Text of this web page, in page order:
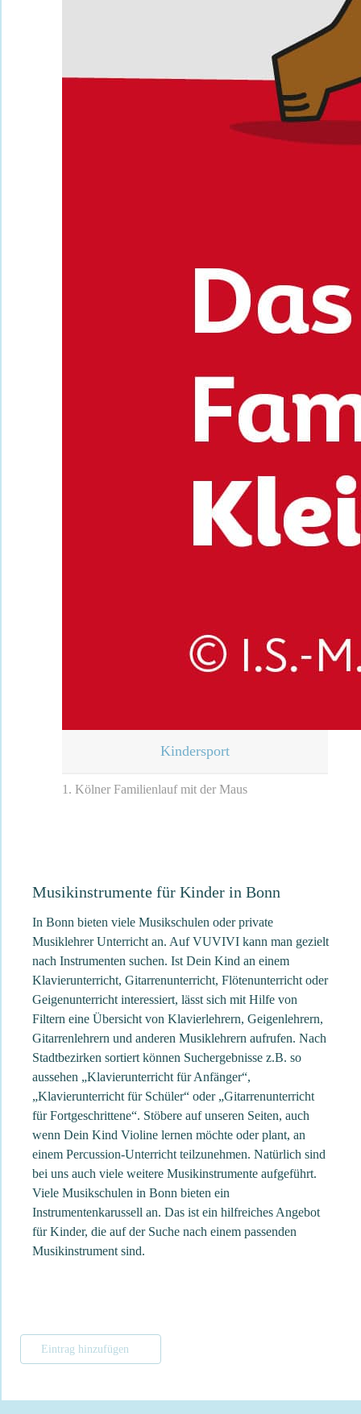
Kindersport
1. Kölner Familienlauf mit der Maus
Musikinstrumente für Kinder in Bonn
In Bonn bieten viele Musikschulen oder private
Musiklehrer Unterricht an. Auf VUVIVI kann man gezielt
nach Instrumenten suchen. Ist Dein Kind an einem
Klavierunterricht, Gitarrenunterricht, Flötenunterricht oder
Geigenunterricht interessiert, lässt sich mit Hilfe von
Filtern eine Übersicht von Klavierlehrern, Geigenlehrern,
Gitarrenlehrern und anderen Musiklehrern aufrufen. Nach
Stadtbezirken sortiert können Suchergebnisse z.B. so
aussehen „Klavierunterricht für Anfänger“,
„Klavierunterricht für Schüler“ oder „Gitarrenunterricht
für Fortgeschrittene“. Stöbere auf unseren Seiten, auch
wenn Dein Kind Violine lernen möchte oder plant, an
einem Percussion-Unterricht teilzunehmen. Natürlich sind
bei uns auch viele weitere Musikinstrumente aufgeführt.
Viele Musikschulen in Bonn bieten ein
Instrumentenkarussell an. Das ist ein hilfreiches Angebot
für Kinder, die auf der Suche nach einem passenden
Musikinstrument sind.
Eintrag hinzufügen